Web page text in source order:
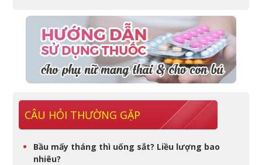
CÂU HỎI THƯỜNG GẶP
Bầu mấy tháng thì uống sắt? Liều lượng bao
nhiêu?